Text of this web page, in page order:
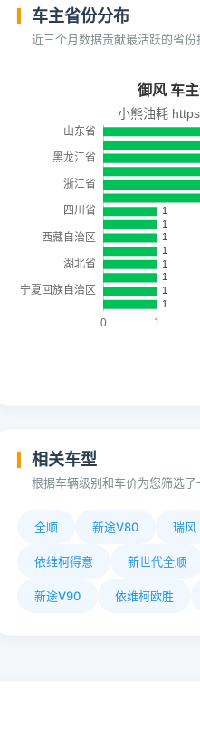
车主省份分布
近三个月数据贡献最活跃的省份
相关车型
根据车辆级别和车价为您筛选
全顺 新途V80 瑞风
依维柯得意 新世代全顺
新途V90 依维柯欧胜